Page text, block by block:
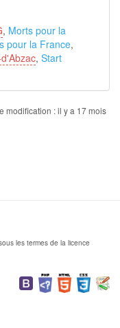
, Morts pour la
pour la France,
, Start
modification :il y a 17 mois
les termes de la licence